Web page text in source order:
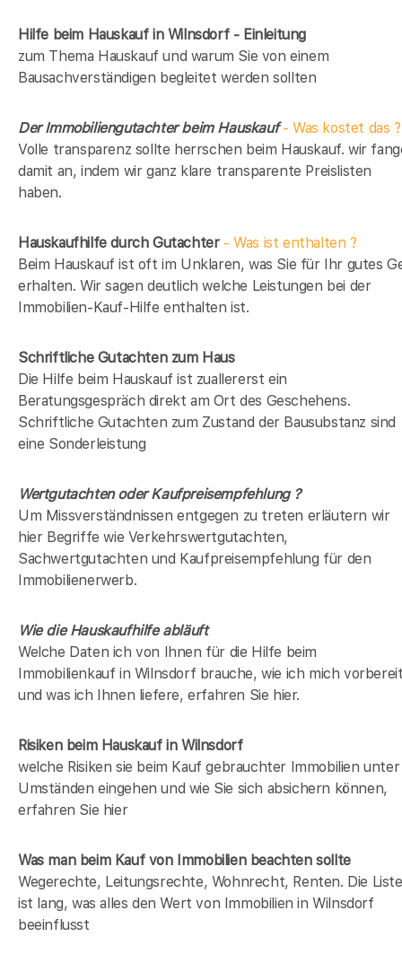
Hilfe beim Hauskauf in Wilnsdorf - Einleitung
zum Thema Hauskauf und warum Sie von einem
Bausachverständigen begleitet werden sollten
Der Immobiliengutachter beim Hauskauf- Was kostet das ?
Volle transparenz sollte herrschen beim Hauskauf. wir
damit an, indem wir ganz klare transparente Preislisten
haben.
Hauskaufhilfe durch Gutachter- Was ist enthalten ?
Beim Hauskauf ist oft im Unklaren, was Sie für Ihr gutes
erhalten. Wir sagen deutlich welche Leistungen bei der
Immobilien-Kauf-Hilfe enthalten ist.
Schriftliche Gutachten zum Haus
Die Hilfe beim Hauskauf ist zuallererst ein
Beratungsgespräch direkt am Ort des Geschehens.
Schriftliche Gutachten zum Zustand der Bausubstanz sind
eine Sonderleistung
Wertgutachten oder Kaufpreisempfehlung ?
Um Missverständnissen entgegen zu treten erläutern wir
hier Begriffe wie Verkehrswertgutachten,
Sachwertgutachten und Kaufpreisempfehlung für den
Immobilienerwerb.
Wie die Hauskaufhilfe abläuft
Welche Daten ich von Ihnen für die Hilfe beim
Immobilienkauf in Wilnsdorf brauche, wie ich mich
und was ich Ihnen liefere, erfahren Sie hier.
Risiken beim Hauskaufin Wilnsdorf
welche Risiken sie beim Kauf gebrauchter Immobilien unter
Umständen eingehen und wie Sie sich absichern können,
erfahren Sie hier
Was man beim Kauf von Immobilien beachten sollte
Wegerechte, Leitungsrechte, Wohnrecht, Renten. Die Liste
ist lang, was alles den Wert von Immobilien in Wilnsdorf
beeinflusst